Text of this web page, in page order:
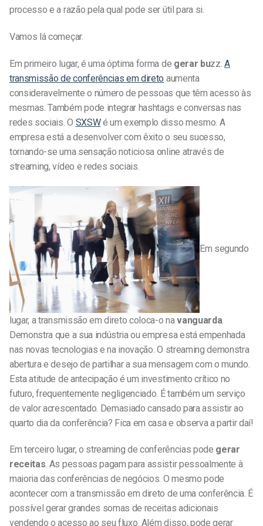
processo e a razão pela qual pode ser útil para si.
Vamos lá começar.
Em primeiro lugar, é uma óptima forma de gerar buzz.A
transmissão de conferências em direto aumenta
consideravelmente o número de pessoas que têm acesso às
mesmas. Também pode integrar hashtags e conversas nas
redes sociais. O SXSWé um exemplo disso mesmo. A
empresa está a desenvolver com êxito o seu sucesso,
tornando-se uma sensação noticiosa online através de
streaming, vídeo e redes sociais.
Em segundo
lugar, a transmissão em direto coloca-o navanguarda
Demonstra que a sua indústria ou empresa está empenhada
nas novas tecnologias e na inovação. O streaming demonstra
abertura e desejo de partilhar a sua mensagem com o mundo.
Esta atitude de antecipação é um investimento crítico no
futuro, frequentemente negligenciado. É também um serviço
de valor acrescentado. Demasiado cansado para assistir ao
quarto dia da conferência? Fica em casa e observa a partir daí!
Em terceiro lugar, o streaming de conferências pode gerar
receitas. As pessoas pagam para assistir pessoalmente à
maioria das conferências de negócios. O mesmo pode
acontecer com a transmissão em direto de uma conferência. É
possível gerar grandes somas de receitas adicionais
vendendo o acesso ao seu fluxo. Além disso, pode gerar